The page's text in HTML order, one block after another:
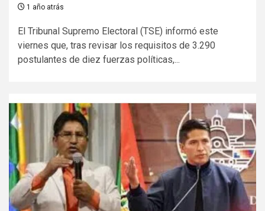
1 año atrás
El Tribunal Supremo Electoral (TSE) informó este
viernes que, tras revisar los requisitos de 3.290
postulantes de diez fuerzas políticas,...